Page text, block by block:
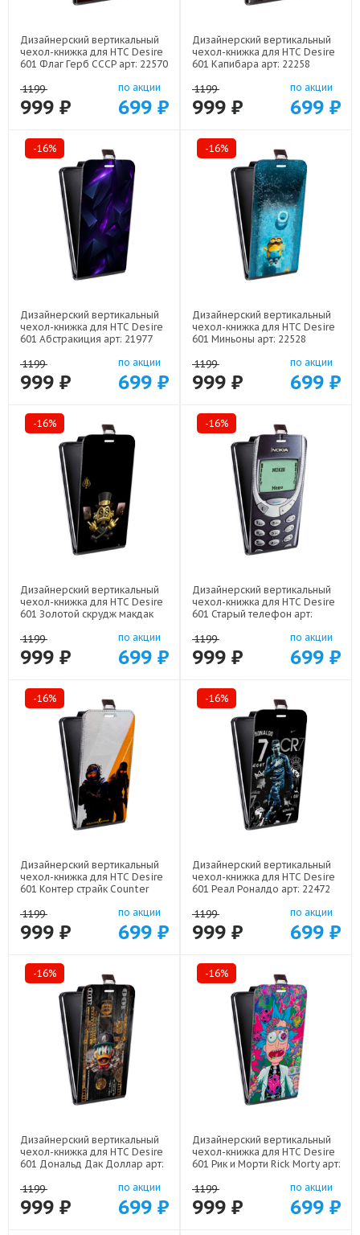
Дизайнерский вертикальный
чехол-книжка для HTC Desire
601 Флаг Герб СССР арт: 22570
1199
999 ₽
по акции
699 ₽
Дизайнерский вертикальный
чехол-книжка для HTC Desire
601 Капибара арт: 22258
1199
999 ₽
по акции
699 ₽
-16%
Дизайнерский вертикальный
чехол-книжка для HTC Desire
601 Абстракиция арт: 21977
1199
999 ₽
по акции
699 ₽
-16%
Дизайнерский вертикальный
чехол-книжка для HTC Desire
601 Миньоны арт: 22528
1199
999 ₽
по акции
699 ₽
-16%
Дизайнерский вертикальный
чехол-книжка для HTC Desire
601 Золотой скрудж макдак
1199
999 ₽
по акции
699 ₽
-16%
Дизайнерский вертикальный
чехол-книжка для HTC Desire
601 Старый телефон арт:
1199
999 ₽
по акции
699 ₽
-16%
Дизайнерский вертикальный
чехол-книжка для HTC Desire
601 Контер страйк Counter
1199
999 ₽
по акции
699 ₽
-16%
Дизайнерский вертикальный
чехол-книжка для HTC Desire
601 Реал Роналдо арт: 22472
1199
999 ₽
по акции
699 ₽
-16%
Дизайнерский вертикальный
чехол-книжка для HTC Desire
601 Дональд Дак Доллар арт:
1199
999 ₽
по акции
699 ₽
-16%
Дизайнерский вертикальный
чехол-книжка для HTC Desire
601 Рик и Морти Rick Morty арт:
1199
999 ₽
по акции
699 ₽